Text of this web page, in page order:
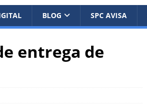
BLOG SPC AVISA
entrega de